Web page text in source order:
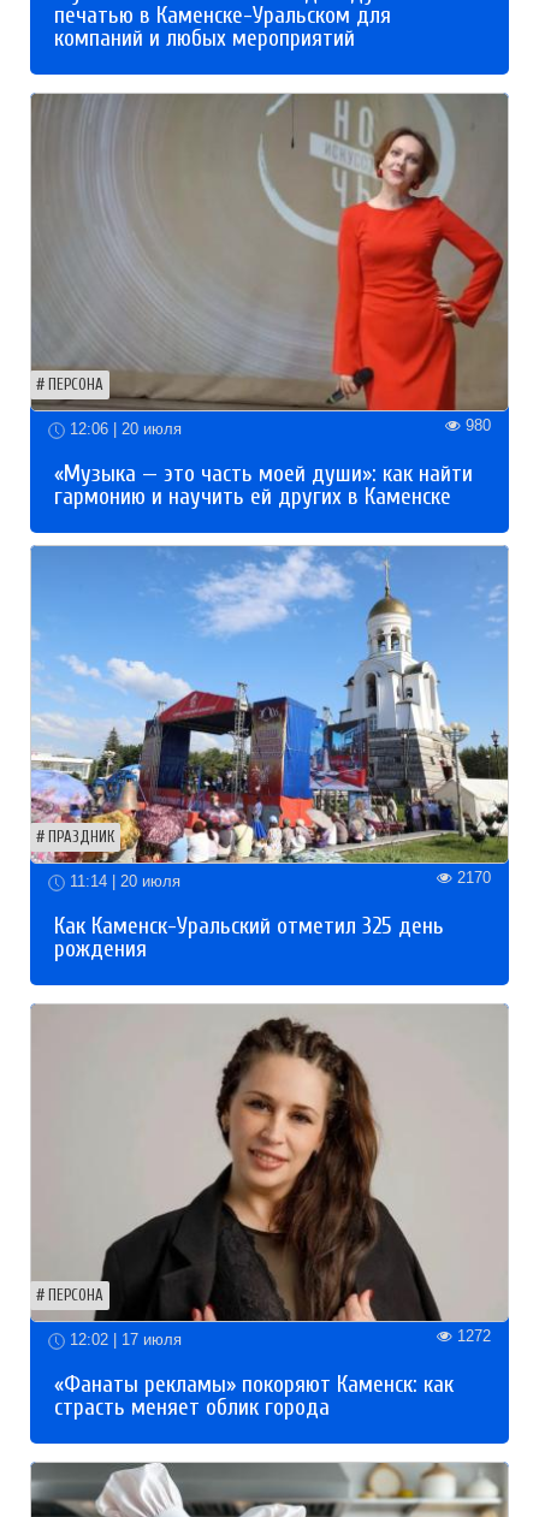
печатью в Каменске-Уральском для
компаний и любых мероприятий
ПЕРСОНА
12:06 | 20 июля 980
«Музыка — это часть моей души»: как найти
гармонию и научить ей других в Каменске
ПРАЗДНИК
11:14 | 20 июля 2170
Как Каменск-Уральский отметил 325 день
рождения
ПЕРСОНА
12:02 | 17 июля 1272
«Фанаты рекламы» покоряют Каменск: как
страсть меняет облик города